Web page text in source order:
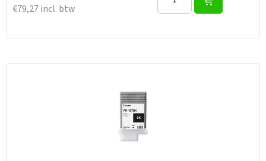
€79,27 incl. btw